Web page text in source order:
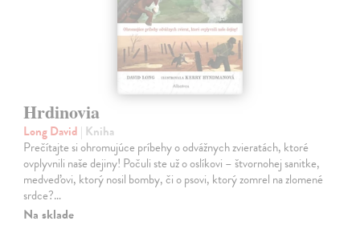
Hrdinovia
Long David | Kniha
Prečítajte si ohromujúce príbehy o odvážnych zvieratách, ktoré
ovplyvnili naše dejiny! Počuli ste už o oslíkovi – štvornohej sanitke,
medveďovi, ktorý nosil bomby, či o psovi, ktorý zomrel na zlomené
srdce?…
Na sklade